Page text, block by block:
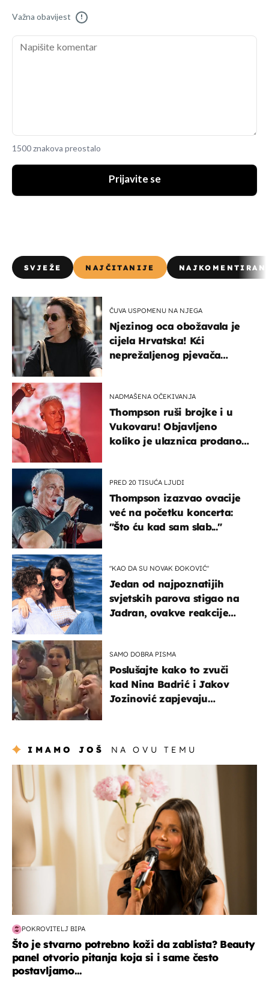
Važna obavijest !
1500 znakova preostalo
Prijavite se
SVJEŽE NAJČITANIJE
ČUVA USPOMENU NA NJEGA
Njezinog oca obožavala je
cijela Hrvatska! Kći
neprežaljenog pjevača
NADMAŠENA OČEKIVANJA
Thompson ruši brojke i u
Vukovaru! Objavljeno
koliko je ulaznica prodano
PRED 20 TISUĆA LJUDI
Thompson izazvao ovacije
već na početku koncerta:
"Što ću kad sam slab..."
"KAO DA SU NOVAK ĐOKOVIĆ"
Jedan od najpoznatijih
svjetskih parova stigao na
Jadran, ovakve reakcije
SAMO DOBRA PISMA
Poslušajte kako to zvuči
kad Nina Badrić i Jakov
Jozinović zapjevaju
IMAMO JOŠ NA OVU TEMU
moda & ljepota
POKROVITELJ BIPA
Što je stvarno potrebno koži da zablista? Beauty
panel otvorio pitanja koja si i same često
postavljamo...